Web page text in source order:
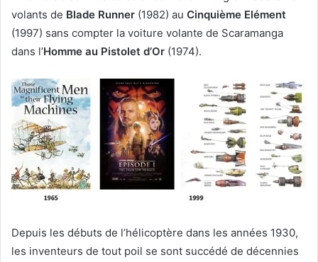
volants de Blade Runner (1982) au Cinquième Elément
(1997) sans compter la voiture volante de Scaramanga
dans l’Homme au Pistolet d’Or (1974).
Depuis les débuts de l’hélicoptère dans les années 1930,
les inventeurs de tout poil se sont succédé de décennies